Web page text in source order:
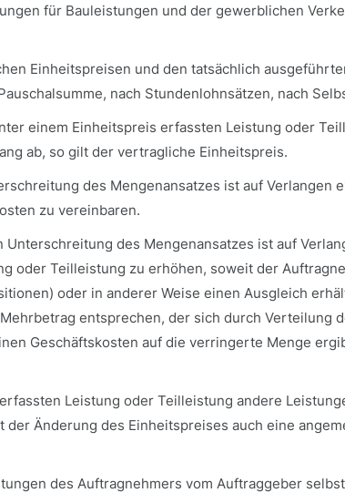
für Bauleistungen und der gewerblichen
Einheitspreisen und den tatsächlich
nach Stundenlohnsätzen, nach
einem Einheitspreis erfassten Leistung oder
ab, so gilt der vertragliche Einheitspreis.
des Mengenansatzes ist auf Verlangen
zu vereinbaren.
Unterschreitung des Mengenansatzes ist auf
oder Teilleistung zu erhöhen, soweit der
oder in anderer Weise einen Ausgleich
entsprechen, der sich durch Verteilung
Geschäftskosten auf die verringerte Menge
Leistung oder Teilleistung andere
der Änderung des Einheitspreises auch eine
des Auftragnehmers vom Auftraggeber